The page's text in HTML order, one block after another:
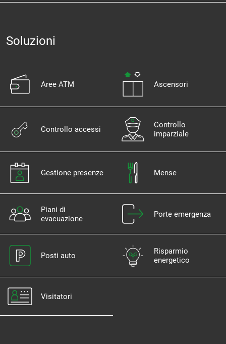
Soluzioni
Aree ATM Ascensori
Controllo accessi
Controllo
imparziale
Gestione presenze Mense
Piani di
evacuazione
Porte emergenza
Posti auto
Risparmio
energetico
Visitatori